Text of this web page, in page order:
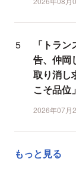
「トラ
告、仲岡
取り消し
こそ品位」
2026年07月
もっと見る